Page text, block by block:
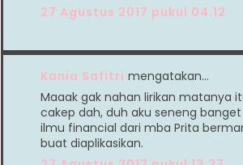
27 Agustus 2017 pukul 04.12
Kania Safitri mengatakan…
Maaak gak nahan lirikan matanya
cakep dah, duh aku seneng
ilmu financial dari mba Prita
buat diaplikasikan.